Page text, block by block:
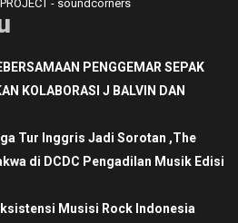
PENGGEMAR SEPAK
KOLABORASI J BALVIN DAN
Tur Inggris Jadi Sorotan ,The
di DCDC Pengadilan Musik Edisi
Musisi Rock Indonesia